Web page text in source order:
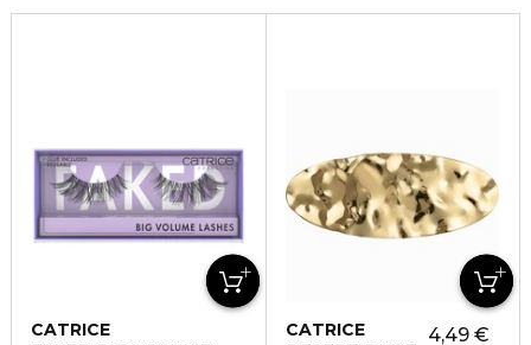
CATRICE
CATRICE
4,49 €